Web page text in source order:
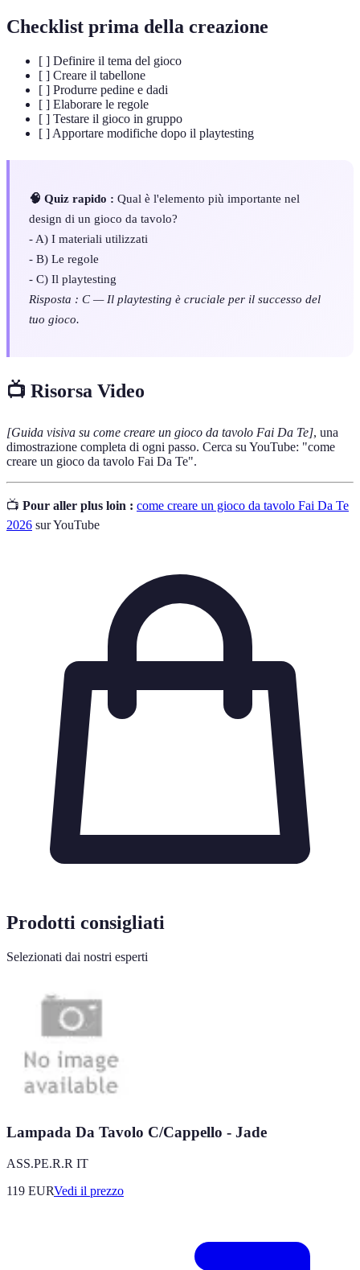
Checklist prima della creazione
[ ] Definire il tema del gioco
[ ] Creare il tabellone
[ ] Produrre pedine e dadi
[ ] Elaborare le regole
[ ] Testare il gioco in gruppo
[ ] Apportare modifiche dopo il playtesting
🧠 Quiz rapido : Qual è l'elemento più importante nel
design di un gioco da tavolo?
- A) I materiali utilizzati
- B) Le regole
- C) Il playtesting
Risposta : C — Il playtesting è cruciale per il successo del
tuo gioco.
📺 Risorsa Video
[Guida visiva su come creare un gioco da tavolo Fai Da Te], una
dimostrazione completa di ogni passo. Cerca su YouTube: "come
creare un gioco da tavolo Fai Da Te".
📺 Pour aller plus loin : come creare un gioco da tavolo Fai Da Te
2026 sur YouTube
Prodotti consigliati
Selezionati dai nostri esperti
Lampada Da Tavolo C/Cappello - Jade
ASS.PE.R.R IT
119 EURVedi il prezzo